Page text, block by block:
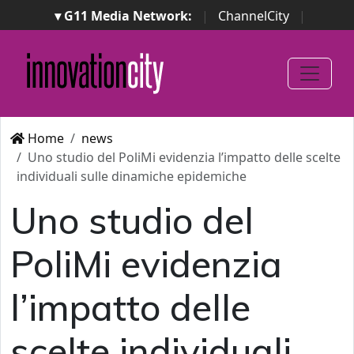
▾ G11 Media Network: | ChannelCity
|
ImpresaCity | SecurityOpenLab | Italian Channel
Awards
Italian Project Awards
Italian Security
Awards
Home
news
Uno studio del PoliMi evidenzia l’impatto delle scelte
individuali sulle dinamiche epidemiche
Uno studio del
PoliMi evidenzia
l’impatto delle